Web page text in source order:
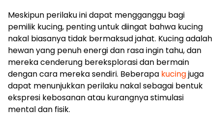
Meskipun perilaku ini dapat mengganggu bagi
pemilik kucing, penting untuk diingat bahwa kucing
nakal biasanya tidak bermaksud jahat. Kucing adalah
hewan yang penuh energi dan rasa ingin tahu, dan
mereka cenderung bereksplorasi dan bermain
dengan cara mereka sendiri. Beberapa kucingjuga
dapat menunjukkan perilaku nakal sebagai bentuk
ekspresi kebosanan atau kurangnya stimulasi
mental dan fisik.